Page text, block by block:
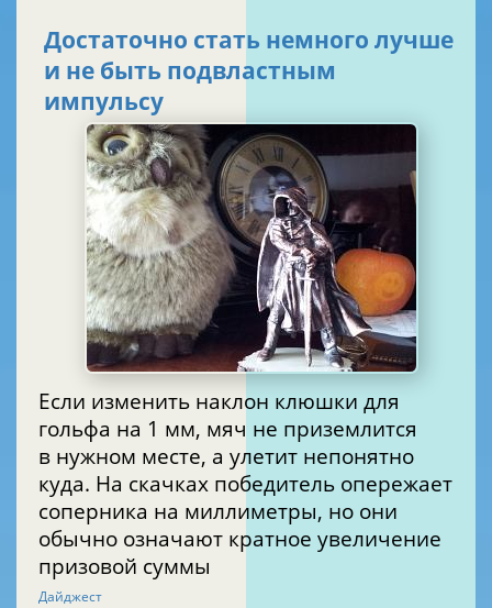
Достаточно стать немного лучше
и не быть подвластным
импульсу
Если изменить наклон клюшки для
гольфа на 1 мм, мяч не приземлится
в нужном месте, а улетит непонятно
куда. На скачках победитель опережает
соперника на миллиметры, но они
обычно означают кратное увеличение
призовой суммы
Дайджест